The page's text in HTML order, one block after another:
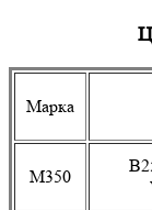
Марка
М350